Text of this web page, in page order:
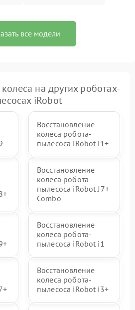
все модели
на других роботах-
iRobot
Восстановление
колеса робота-
пылесоса iRobot i1+
Восстановление
колеса робота-
пылесоса iRobot J7+
Combo
Восстановление
колеса робота-
пылесоса iRobot i1
Восстановление
колеса робота-
пылесоса iRobot i3+